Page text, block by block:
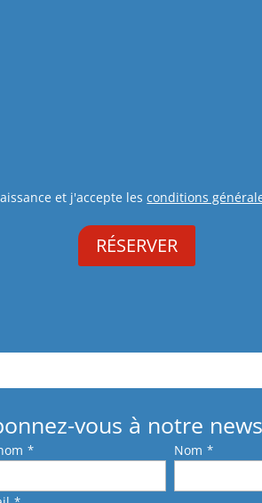
et j'accepte lesconditions
vous à notre
* Nom *